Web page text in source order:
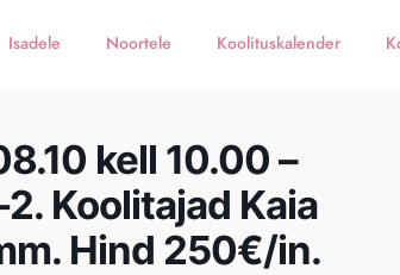
Isadele Noortele Koolituskalender
kell 10.00 –
Koolitajad Kaia
Hind 250€/in.